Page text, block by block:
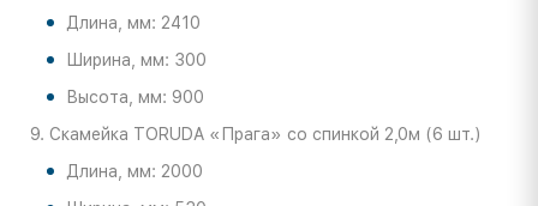
Длина, мм: 2410
Ширина, мм: 300
Высота, мм: 900
9. Скамейка TORUDA «Прага» со спинкой 2,0м (6 шт.)
Длина, мм: 2000